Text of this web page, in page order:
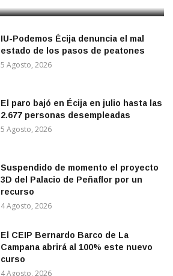
IU-Podemos Écija denuncia el mal
estado de los pasos de peatones
5 Agosto, 2026
El paro bajó en Écija en julio hasta las
2.677 personas desempleadas
5 Agosto, 2026
Suspendido de momento el proyecto
3D del Palacio de Peñaflor por un
recurso
4 Agosto, 2026
El CEIP Bernardo Barco de La
Campana abrirá al 100% este nuevo
curso
4 Agosto, 2026